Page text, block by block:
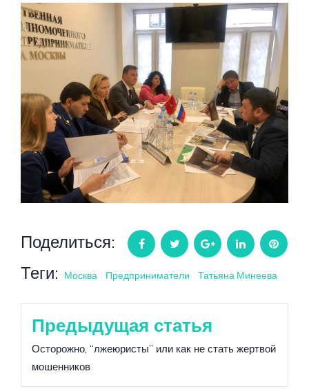
Поделиться: Facebook Twitter Google+ LinkedIn
Теги: Москва Предприниматели Татьяна Минеева
Навигация
по
записям
Предыдущая статья
Осторожно, “лжеюристы” или как не стать жертвой
мошенников